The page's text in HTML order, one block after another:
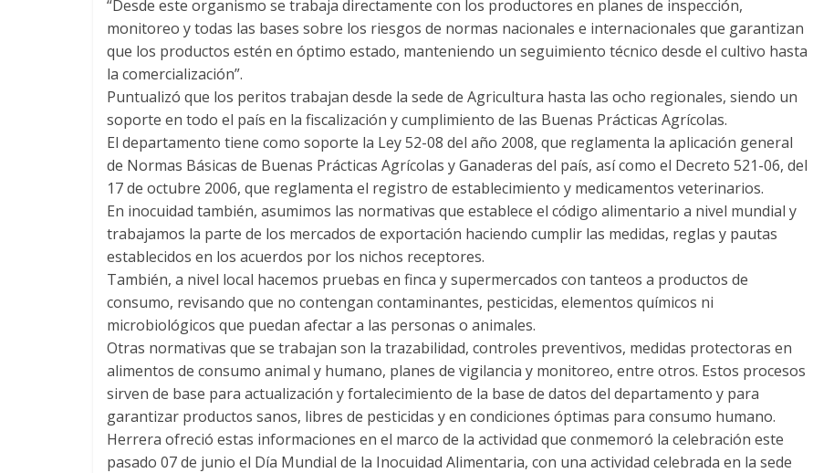
“Desde este organismo se trabaja directamente con los productores en planes de inspección,
monitoreo y todas las bases sobre los riesgos de normas nacionales e internacionales que garantizan
que los productos estén en óptimo estado, manteniendo un seguimiento técnico desde el cultivo hasta
la comercialización”.
Puntualizó que los peritos trabajan desde la sede de Agricultura hasta las ocho regionales, siendo un
soporte en todo el país en la fiscalización y cumplimiento de las Buenas Prácticas Agrícolas.
El departamento tiene como soporte la Ley 52-08 del año 2008, que reglamenta la aplicación general
de Normas Básicas de Buenas Prácticas Agrícolas y Ganaderas del país, así como el Decreto 521-06, del
17 de octubre 2006, que reglamenta el registro de establecimiento y medicamentos veterinarios.
En inocuidad también, asumimos las normativas que establece el código alimentario a nivel mundial y
trabajamos la parte de los mercados de exportación haciendo cumplir las medidas, reglas y pautas
establecidos en los acuerdos por los nichos receptores.
También, a nivel local hacemos pruebas en finca y supermercados con tanteos a productos de
consumo, revisando que no contengan contaminantes, pesticidas, elementos químicos ni
microbiológicos que puedan afectar a las personas o animales.
Otras normativas que se trabajan son la trazabilidad, controles preventivos, medidas protectoras en
alimentos de consumo animal y humano, planes de vigilancia y monitoreo, entre otros. Estos procesos
sirven de base para actualización y fortalecimiento de la base de datos del departamento y para
garantizar productos sanos, libres de pesticidas y en condiciones óptimas para consumo humano.
Herrera ofreció estas informaciones en el marco de la actividad que conmemoró la celebración este
pasado 07 de junio el Día Mundial de la Inocuidad Alimentaria, con una actividad celebrada en la sede